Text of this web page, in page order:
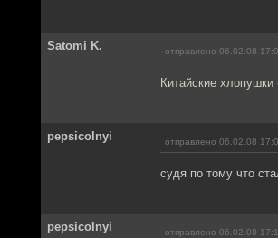
Satomi K. отправлено 06.02.08
Китайские хлопушки
pepsicolnyi отправлено 06.02.08
судя по тому что
pepsicolnyi отправлено 06.02.08